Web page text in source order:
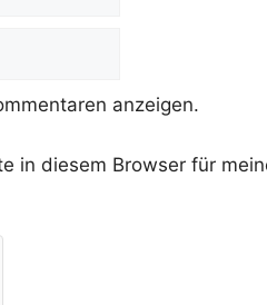
anzeigen.
in diesem Browser für